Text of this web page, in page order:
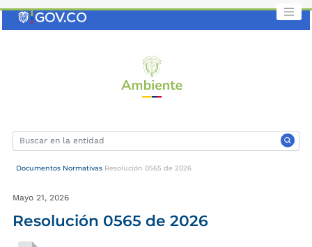
Documentos Normativas Resolución 0565 de 2026
Mayo 21, 2026
Resolución 0565 de 2026